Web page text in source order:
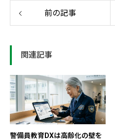
前の記事
関連記事
警備員教育DXは高齢化の壁を